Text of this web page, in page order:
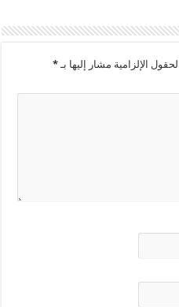
الحقول الإلزامية مشار إليها بـ*